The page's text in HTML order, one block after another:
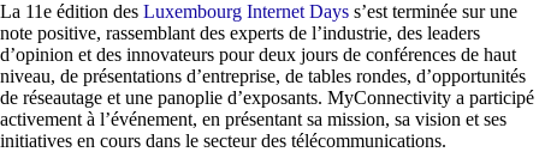
La 11e édition des Luxembourg Internet Days s’est terminée sur une
note positive, rassemblant des experts de l’industrie, des leaders
d’opinion et des innovateurs pour deux jours de conférences de haut
niveau, de présentations d’entreprise, de tables rondes, d’opportunités
de réseautage et une panoplie d’exposants. MyConnectivity a participé
activement à l’événement, en présentant sa mission, sa vision et ses
initiatives en cours dans le secteur des télécommunications.